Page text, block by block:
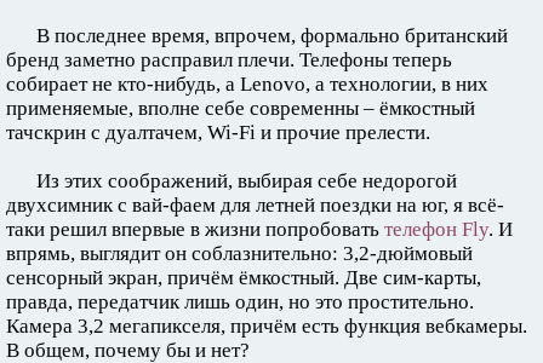
В последнее время, впрочем, формально британский
бренд заметно расправил плечи. Телефоны теперь
собирает не кто-нибудь, а Lenovo, а технологии, в них
применяемые, вполне себе современны – ёмкостный
тачскрин с дуалтачем, Wi-Fi и прочие прелести.
Из этих соображений, выбирая себе недорогой
двухсимник с вай-фаем для летней поездки на юг, я всё-
таки решил впервые в жизни попробовать телефон Fly. И
впрямь, выглядит он соблазнительно: 3,2-дюймовый
сенсорный экран, причём ёмкостный. Две сим-карты,
правда, передатчик лишь один, но это простительно.
Камера 3,2 мегапикселя, причём есть функция вебкамеры.
В общем, почему бы и нет?